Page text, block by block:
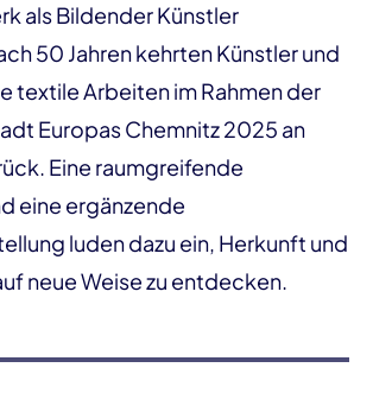
als Bildender Künstler
50 Jahren kehrten Künstler und
textile Arbeiten im Rahmen der
Europas Chemnitz 2025 an
Eine raumgreifende
eine ergänzende
luden dazu ein, Herkunft und
neue Weise zu entdecken.